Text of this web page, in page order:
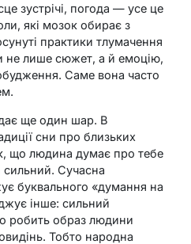
зустрічі, погода — усе це
які мозок обирає з
практики тлумачення
не лише сюжет, а й емоцію,
Саме вона часто
ще один шар. В
сни про близьких
що людина думає про тебе
Сучасна
буквального «думання на
інше: сильний
робить образ людини
Тобто народна